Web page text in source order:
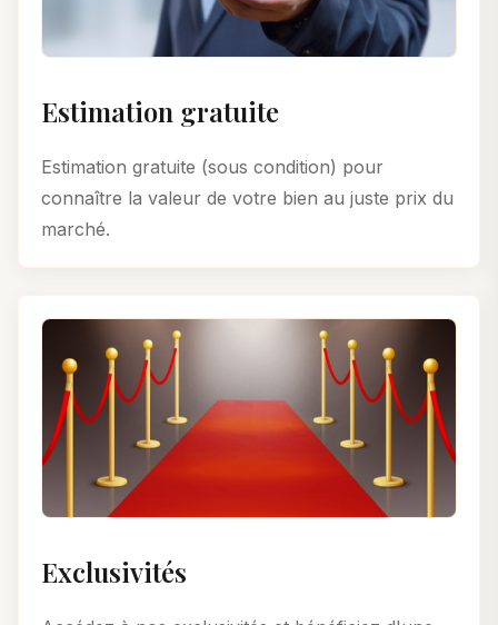
Estimation gratuite
Estimation gratuite (sous condition) pour
connaître la valeur de votre bien au juste prix du
marché.
Exclusivités